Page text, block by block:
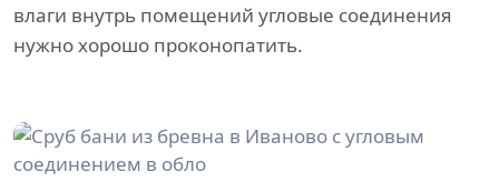
влаги внутрь помещений угловые соединения
нужно хорошо проконопатить.